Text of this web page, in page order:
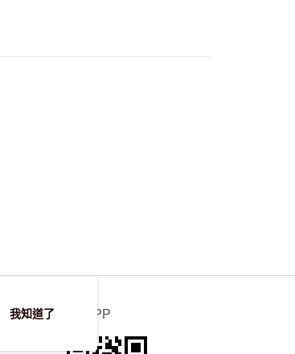
官方APP
我知道了